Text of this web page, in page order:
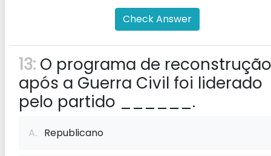
Check Answer
13: O programa de reconstrução
após a Guerra Civil foi liderado
pelo partido ______.
A. Republicano